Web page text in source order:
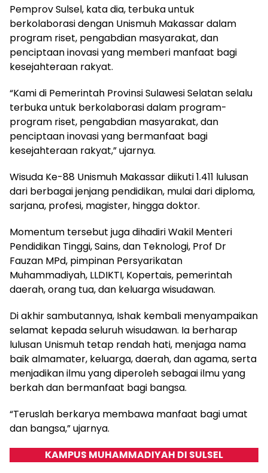
Pemprov Sulsel, kata dia, terbuka untuk
berkolaborasi dengan Unismuh Makassar dalam
program riset, pengabdian masyarakat, dan
penciptaan inovasi yang memberi manfaat bagi
kesejahteraan rakyat.
“Kami di Pemerintah Provinsi Sulawesi Selatan selalu
terbuka untuk berkolaborasi dalam program-
program riset, pengabdian masyarakat, dan
penciptaan inovasi yang bermanfaat bagi
kesejahteraan rakyat,” ujarnya.
Wisuda Ke-88 Unismuh Makassar diikuti 1.411 lulusan
dari berbagai jenjang pendidikan, mulai dari diploma,
sarjana, profesi, magister, hingga doktor.
Momentum tersebut juga dihadiri Wakil Menteri
Pendidikan Tinggi, Sains, dan Teknologi, Prof Dr
Fauzan MPd, pimpinan Persyarikatan
Muhammadiyah, LLDIKTI, Kopertais, pemerintah
daerah, orang tua, dan keluarga wisudawan.
Di akhir sambutannya, Ishak kembali menyampaikan
selamat kepada seluruh wisudawan. Ia berharap
lulusan Unismuh tetap rendah hati, menjaga nama
baik almamater, keluarga, daerah, dan agama, serta
menjadikan ilmu yang diperoleh sebagai ilmu yang
berkah dan bermanfaat bagi bangsa.
“Teruslah berkarya membawa manfaat bagi umat
dan bangsa,” ujarnya.
KAMPUS MUHAMMADIYAH DI SULSEL